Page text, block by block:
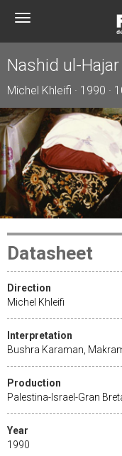
Toggle
Nashid ul-Hajar
Michel Khleifi · 1990 ·
Datasheet
Direction
Michel Khleifi
Interpretation
Bushra Karaman,
Production
Palestina-Israel-Gran
Year
1990